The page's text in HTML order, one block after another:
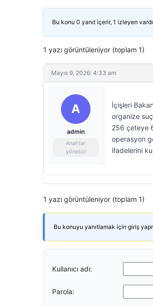
Bu konu 0 yanıt içerir, 1 izleyen
1 yazı görüntüleniyor (toplam 1)
Mayıs 9, 2026: 4:33 am
A
admin
Anahtar
yönetici
İçişleri
organize
256 çeteye
operasyon
ifadelerini
1 yazı görüntüleniyor (toplam 1)
Bu konuyu yanıtlamak için giriş
Kullanıcı adı:
Parola: